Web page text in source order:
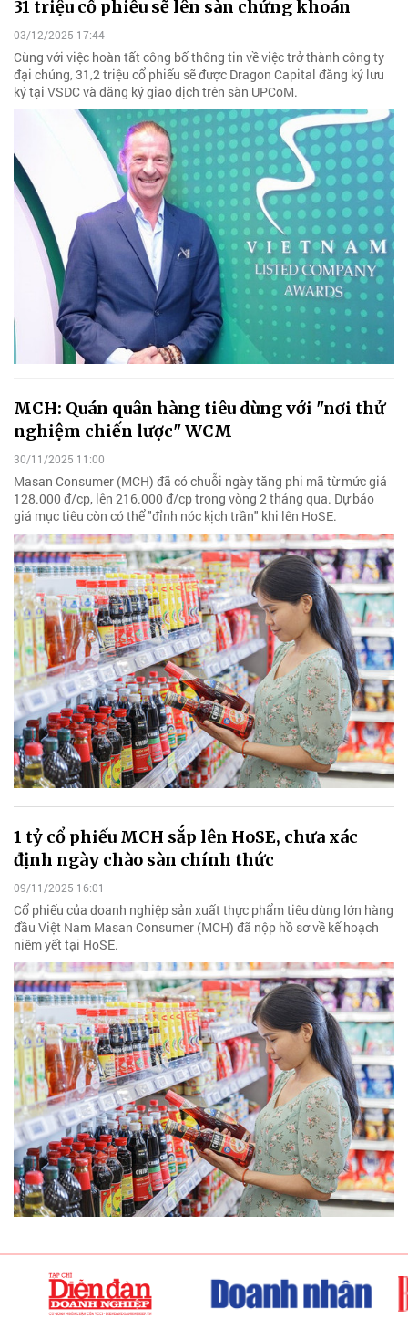
31 triệu cổ phiếu sẽ lên sàn chứng khoán
03/12/2025 17:44
Cùng với việc hoàn tất công bố thông tin về việc trở thành công ty
đại chúng, 31,2 triệu cổ phiếu sẽ được Dragon Capital đăng ký lưu
ký tại VSDC và đăng ký giao dịch trên sàn UPCoM.
MCH: Quán quân hàng tiêu dùng với "nơi thử
nghiệm chiến lược" WCM
30/11/2025 11:00
Masan Consumer (MCH) đã có chuỗi ngày tăng phi mã từ mức giá
128.000 đ/cp, lên 216.000 đ/cp trong vòng 2 tháng qua. Dự báo
giá mục tiêu còn có thể "đỉnh nóc kịch trần" khi lên HoSE.
1 tỷ cổ phiếu MCH sắp lên HoSE, chưa xác
định ngày chào sàn chính thức
09/11/2025 16:01
Cổ phiếu của doanh nghiệp sản xuất thực phẩm tiêu dùng lớn hàng
đầu Việt Nam Masan Consumer (MCH) đã nộp hồ sơ về kế hoạch
niêm yết tại HoSE.